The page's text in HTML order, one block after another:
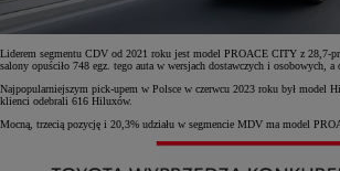
Liderem segmentu CDV od 2021 roku jest model PROACE CITY z 28,7-
salony opuściło 748 egz. tego auta w wersjach dostawczych i osobowych, a
Najpopularniejszym pick-upem w Polsce w czerwcu 2023 roku był model
klienci odebrali 616 Hiluxów.
Mocną, trzecią pozycję i 20,3% udziału w segmencie MDV ma model